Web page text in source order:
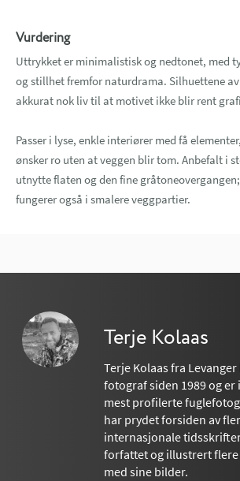
Vurdering
Uttrykket er minimalistisk og nedtonet, med
og stillhet fremfor naturdrama. Silhuettene
akkurat nok liv til at motivet ikke blir rent
Passer i lyse, enkle interiører med få
ønsker ro uten at veggen blir tom. Anbefalt i
utnytte flaten og den fine
fungerer også i smalere veggpartier.
Terje Kolaas
Terje Kolaas fra
fotograf siden 1989 og er
mest profilerte
har prydet forsiden av
internasjonale
forfattet og illustrert
med sine bilder.